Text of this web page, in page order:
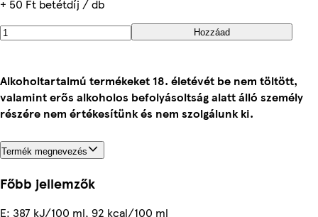
+ 50 Ft betétdíj / db
Hozzáad
Alkoholtartalmú termékeket 18. életévét be nem töltött,
valamint erős alkoholos befolyásoltság alatt álló személy
részére nem értékesítünk és nem szolgálunk ki.
Termék megnevezés
Főbb jellemzők
E: 387 kJ/100 ml, 92 kcal/100 ml